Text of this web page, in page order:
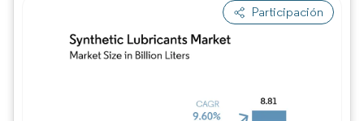
Participación